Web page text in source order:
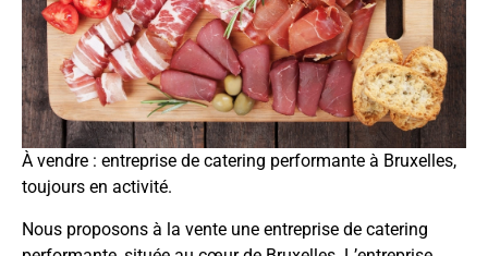
À vendre : entreprise de catering performante à Bruxelles,
toujours en activité.
Nous proposons à la vente une entreprise de catering